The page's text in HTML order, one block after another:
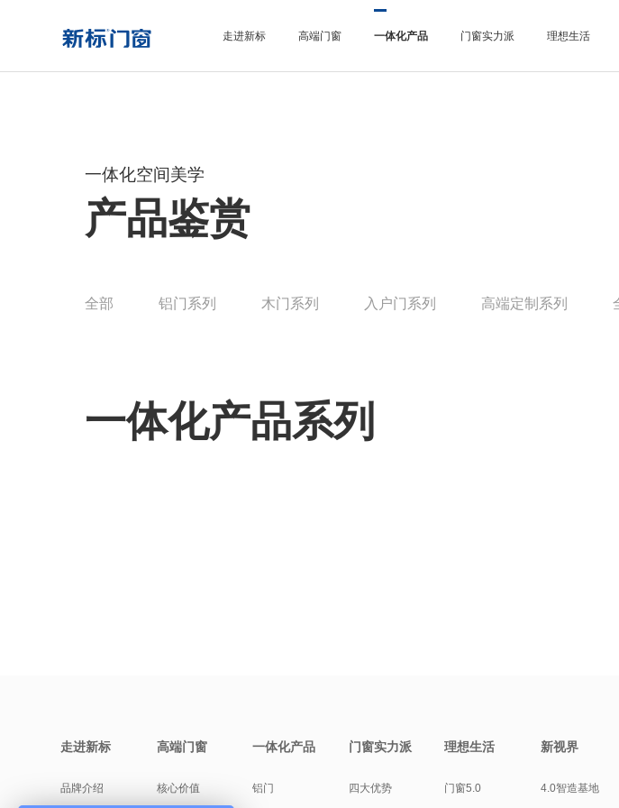
走进新标 高端门窗 一体化产品 门窗实力派 理想生活
一体化空间美学
产品鉴赏
全部 铝门系列 木门系列 入户门系列 高端定制系列
一体化产品系列
走进新标
品牌介绍
高端门窗
核心价值
一体化产品
铝门
门窗实力派
四大优势
理想生活
门窗5.0
新视界
4.0智造基地